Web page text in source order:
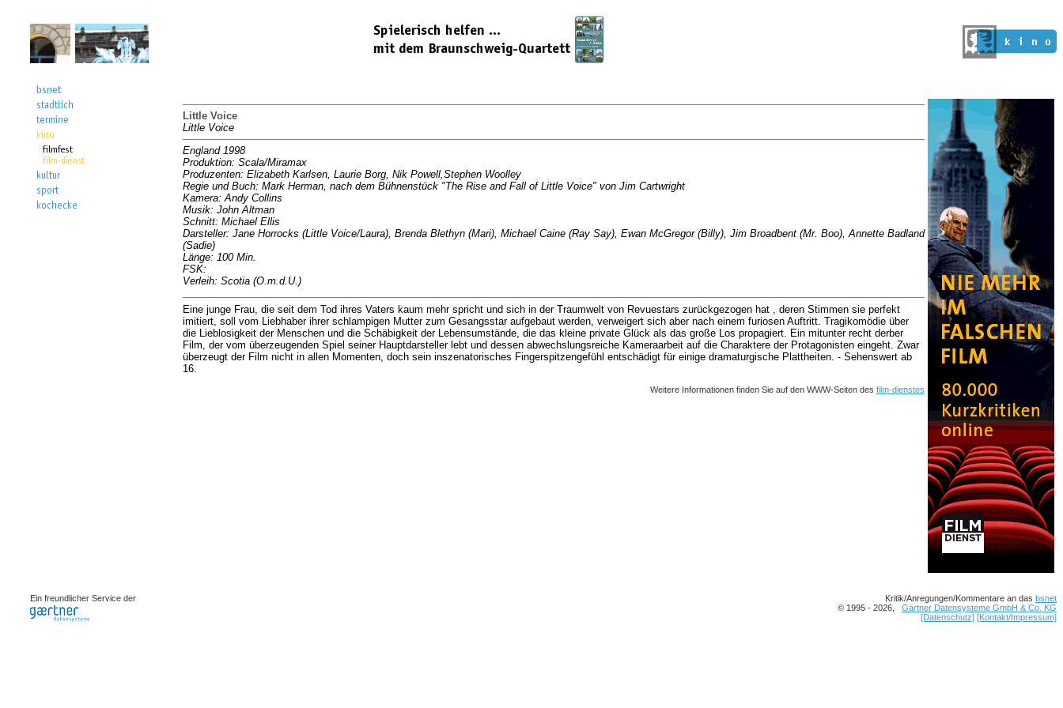
Little Voice
Little Voice
England 1998
Produktion: Scala/Miramax
Produzenten: Elizabeth Karlsen, Laurie Borg, Nik Powell,Stephen Woolley
Regie und Buch: Mark Herman, nach dem Bühnenstück "The Rise and Fall of Little Voice" von Jim Cartwright
Kamera: Andy Collins
Musik: John Altman
Schnitt: Michael Ellis
Darsteller: Jane Horrocks (Little Voice/Laura), Brenda Blethyn (Mari), Michael Caine (Ray Say), Ewan McGregor (Billy), Jim Broadbent (Mr. Boo), Annette Badland
(Sadie)
Länge: 100 Min.
FSK:
Verleih: Scotia (O.m.d.U.)
Eine junge Frau, die seit dem Tod ihres Vaters kaum mehr spricht und sich in der Traumwelt von Revuestars zurückgezogen hat , deren Stimmen sie perfekt
imitiert, soll vom Liebhaber ihrer schlampigen Mutter zum Gesangsstar aufgebaut werden, verweigert sich aber nach einem furiosen Auftritt. Tragikomödie über
die Lieblosigkeit der Menschen und die Schäbigkeit der Lebensumstände, die das kleine private Glück als das große Los propagiert. Ein mitunter recht derber
Film, der vom überzeugenden Spiel seiner Hauptdarsteller lebt und dessen abwechslungsreiche Kameraarbeit auf die Charaktere der Protagonisten eingeht. Zwar
überzeugt der Film nicht in allen Momenten, doch sein inszenatorisches Fingerspitzengefühl entschädigt für einige dramaturgische Plattheiten. - Sehenswert ab
16.
Weitere Informationen finden Sie auf den WWW-Seiten des film-dienstes
Ein freundlicher Service der Kritik/Anregungen/Kommentare an das bsnet
© 1995 - 2026, Gärtner Datensysteme GmbH & Co. KG
[Datenschutz] [Kontakt/Impressum]